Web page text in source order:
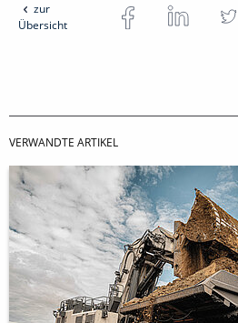
zur
Übersicht
VERWANDTE ARTIKEL